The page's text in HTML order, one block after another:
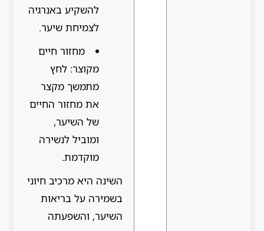
להשקיע באנרגיה
לצמיחת שיער.
מחזור חיים
מקוצר: לחץ
מתמשך מקצר
את מחזור החיים
של השיער,
ומוביל לנשירה
מוקדמת.
השינה היא מרכיב חיוני
בשמירה על בריאות
השיער, והשפעתה